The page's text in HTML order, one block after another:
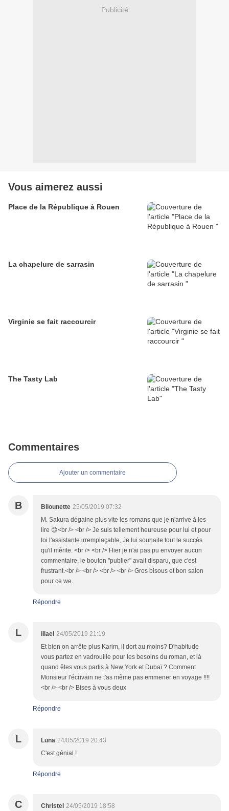
Publicité
Vous aimerez aussi
Place de la République à Rouen
La chapelure de sarrasin
Virginie se fait raccourcir
The Tasty Lab
Commentaires
Ajouter un commentaire
B Bilounette 25/05/2019 07:32
M. Sakura dégaine plus vite les romans que je n'arrive à les
lire 😊<br /> <br /> Je suis tellement heureuse pour lui et pour
toi l'assistante irremplaçable, Je lui souhaite tout le succès
qu'il mérite. <br /> <br /> Hier je n'ai pas pu envoyer aucun
commentaire, le bouton "publier" avait disparu, que c'est
frustrant.<br /> <br /> <br /> <br /> Gros bisous et bon salon
pour ce we.
Répondre
L lilael 24/05/2019 21:19
Et bien on arrête plus Karim, il dort au moins? D'habitude
vous partez en vadrouille pour les besoins du roman, et là
quand êtes vous partis à New York et Dubaï ? Comment
Monsieur l'écrivain ne t'as même pas emmener en voyage !!!!
<br /> <br /> Bises à vous deux
Répondre
L Luna 24/05/2019 20:43
C'est génial !
Répondre
C Christel 24/05/2019 18:58